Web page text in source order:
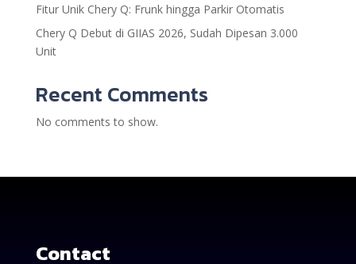
Fitur Unik Chery Q: Frunk hingga Parkir Otomatis
Chery Q Debut di GIIAS 2026, Sudah Dipesan 3.000
Unit
Recent Comments
No comments to show.
Contact